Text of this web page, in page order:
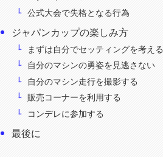
公式大会で失格となる行為
ジャパンカップの楽しみ方
まずは自分でセッティングを考える
自分のマシンの勇姿を見逃さない
自分のマシン走行を撮影する
販売コーナーを利用する
コンデレに参加する
最後に